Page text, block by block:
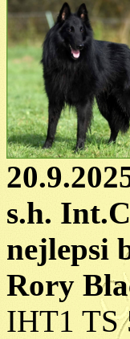
s.h.
nejlepsi
Rory
IHT1 TS